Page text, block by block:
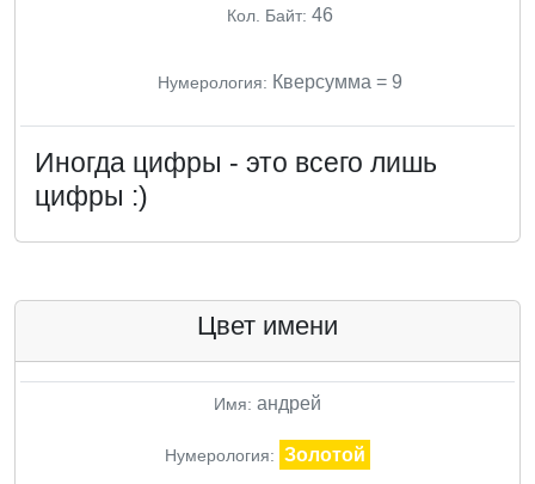
Кол. Байт: 46
Нумерология: Кверсумма = 9
Иногда цифры - это всего лишь
цифры :)
Цвет имени
Имя: андрей
Нумерология: Золотой